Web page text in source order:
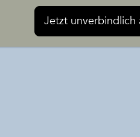
Jetzt unverbindlich